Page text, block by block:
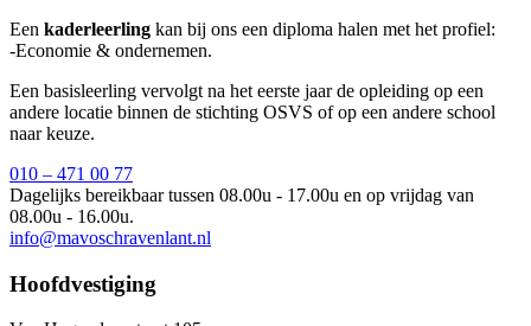
Een kaderleerling kan bij ons een diploma halen met het profiel:
-Economie & ondernemen.
Een basisleerling vervolgt na het eerste jaar de opleiding op een
andere locatie binnen de stichting OSVS of op een andere school
naar keuze.
010 – 471 00 77
Dagelijks bereikbaar tussen 08.00u - 17.00u en op vrijdag van
08.00u - 16.00u.
info@mavoschravenlant.nl
Hoofdvestiging